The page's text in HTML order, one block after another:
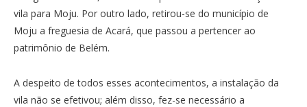
vila para Moju. Por outro lado, retirou-se do município de
Moju a freguesia de Acará, que passou a pertencer ao
patrimônio de Belém.
A despeito de todos esses acontecimentos, a instalação da
vila não se efetivou; além disso, fez-se necessário a